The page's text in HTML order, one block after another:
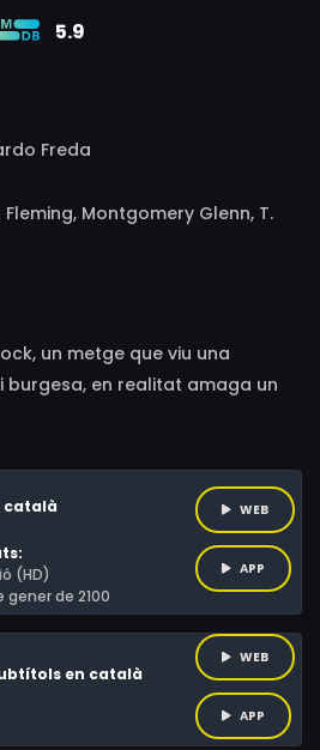
5.9
Freda
Montgomery Glenn, T.
Spencer Williams, Harriet
Robert Flemyng, Lamberto
Signorini, Giovanni
un metge que viu una
en realitat amaga un
amb la seva criada i la
En un dels seus jocs eròtics
la seva esposa
català
(HD)
gener de 2100
WEB
APP
en català
WEB
APP